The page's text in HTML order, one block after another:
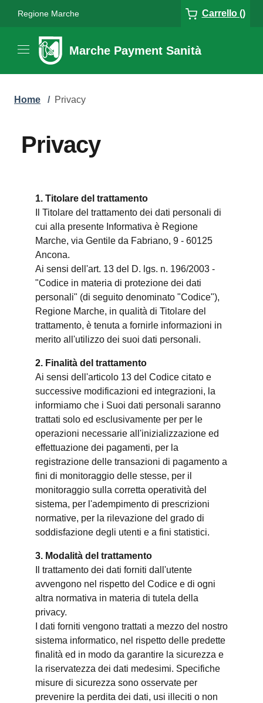
Regione Marche Carrello ()
Marche Payment Sanità
Home / Privacy
Privacy
1. Titolare del trattamento
Il Titolare del trattamento dei dati personali di
cui alla presente Informativa è Regione
Marche, via Gentile da Fabriano, 9 - 60125
Ancona.
Ai sensi dell'art. 13 del D. lgs. n. 196/2003 -
"Codice in materia di protezione dei dati
personali" (di seguito denominato "Codice"),
Regione Marche, in qualità di Titolare del
trattamento, è tenuta a fornirle informazioni in
merito all'utilizzo dei suoi dati personali.
2. Finalità del trattamento
Ai sensi dell'articolo 13 del Codice citato e
successive modificazioni ed integrazioni, la
informiamo che i Suoi dati personali saranno
trattati solo ed esclusivamente per per le
operazioni necessarie all'inizializzazione ed
effettuazione dei pagamenti, per la
registrazione delle transazioni di pagamento a
fini di monitoraggio delle stesse, per il
monitoraggio sulla corretta operatività del
sistema, per l'adempimento di prescrizioni
normative, per la rilevazione del grado di
soddisfazione degli utenti e a fini statistici.
3. Modalità del trattamento
Il trattamento dei dati forniti dall'utente
avvengono nel rispetto del Codice e di ogni
altra normativa in materia di tutela della
privacy.
I dati forniti vengono trattati a mezzo del nostro
sistema informatico, nel rispetto delle predette
finalità ed in modo da garantire la sicurezza e
la riservatezza dei dati medesimi. Specifiche
misure di sicurezza sono osservate per
prevenire la perdita dei dati, usi illeciti o non